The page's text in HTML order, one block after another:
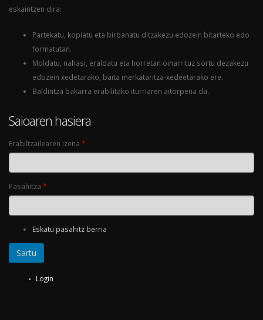
eskaintzen dira:
Partekatu, kopiatu eta birbanatu ditzakezu edozein bitarteko edo
formatutan.
Moldatu, nahasi, eraldatu eta horretan oinarrituz sortu dezakezu
edozein xedetarako, baita merkataritza-xedeetarako ere.
Baldintza bakarra erabilitako iturriaren aitorpena da.
Saioaren hasiera
Erabiltzailearen izena *
Pasahitza *
Eskatu pasahitz berria
Login